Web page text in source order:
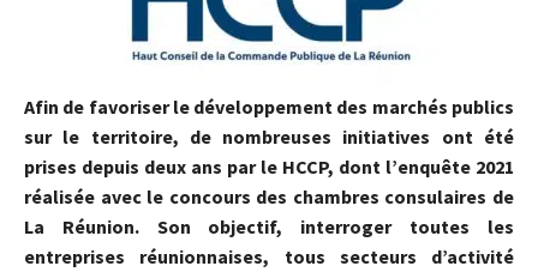
Afin de favoriser le développement des marchés publics
sur le territoire, de nombreuses initiatives ont été
prises depuis deux ans par le HCCP, dont l’enquête 2021
réalisée avec le concours des chambres consulaires de
La Réunion. Son objectif, interroger toutes les
entreprises réunionnaises, tous secteurs d’activité